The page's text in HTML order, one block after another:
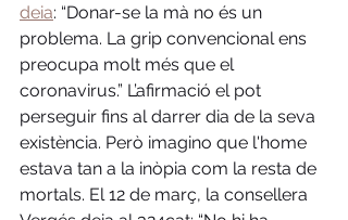
deia: “Donar-se la mà no és un
problema. La grip convencional ens
preocupa molt més que el
coronavirus.” L’afirmació el pot
perseguir fins al darrer dia de la seva
existència. Però imagino que l'home
estava tan a la inòpia com la resta de
mortals. El 12 de març, la consellera